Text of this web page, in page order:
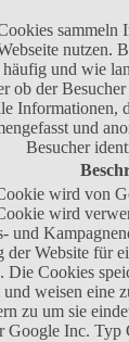
sammeln
nutzen.
und wie
ob der
Informationen,
und
Besucher
wird von
wird
und
der Website für
Die Cookies
und weisen eine
zu um sie
Google Inc. Typ